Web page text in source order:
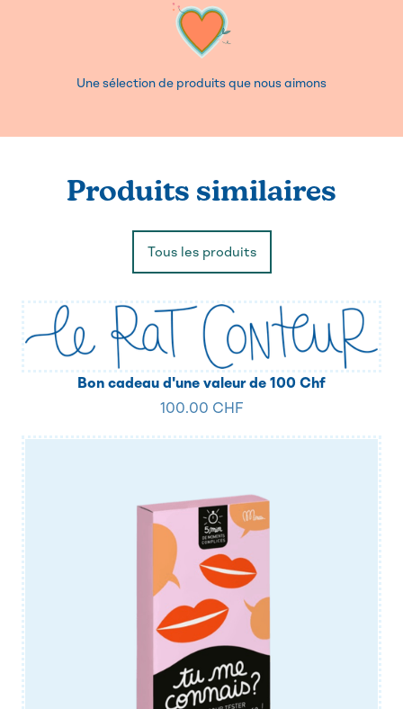
Une sélection de produits que nous aimons
Produits similaires
Tous les produits
Bon cadeau d'une valeur de 100 Chf
100.00 CHF